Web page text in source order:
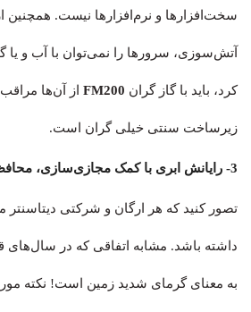
سخت‌افزارها و نرم‌افزارها نیست.
آتش‌سوزی، سرورها را نمی‌توان با آب و
کرد، باید با گاز گران FM200 از آن‌ها
زیرساخت‌ سنتی خیلی گران است.
3- رایانش ابری با کمک مجازی‌سازی، محافظ محیط زیست است:
تصور کنید که هر ارگان و شرکتی
داشته باشد. مشابه اتفاقی که در سال‌های
به معنای گرمای شدید زمین است! نکته